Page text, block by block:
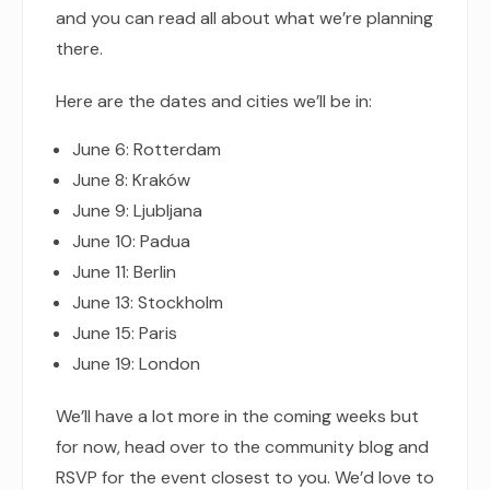
and you can read all about what we’re planning
there.
Here are the dates and cities we’ll be in:
June 6: Rotterdam
June 8: Kraków
June 9: Ljubljana
June 10: Padua
June 11: Berlin
June 13: Stockholm
June 15: Paris
June 19: London
We’ll have a lot more in the coming weeks but
for now, head over to the community blog and
RSVP for the event closest to you. We’d love to